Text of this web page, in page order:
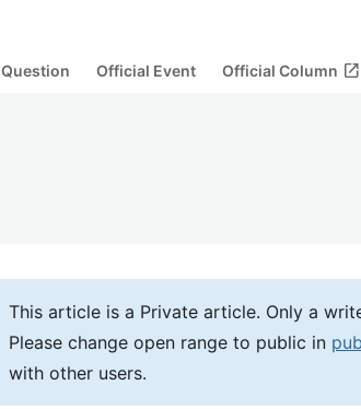
Question Official Event Official Column open_in_new
This article is a Private article. Only a
Please change open range to public in
with other users.